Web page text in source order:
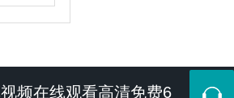
频在线观看高清免费6